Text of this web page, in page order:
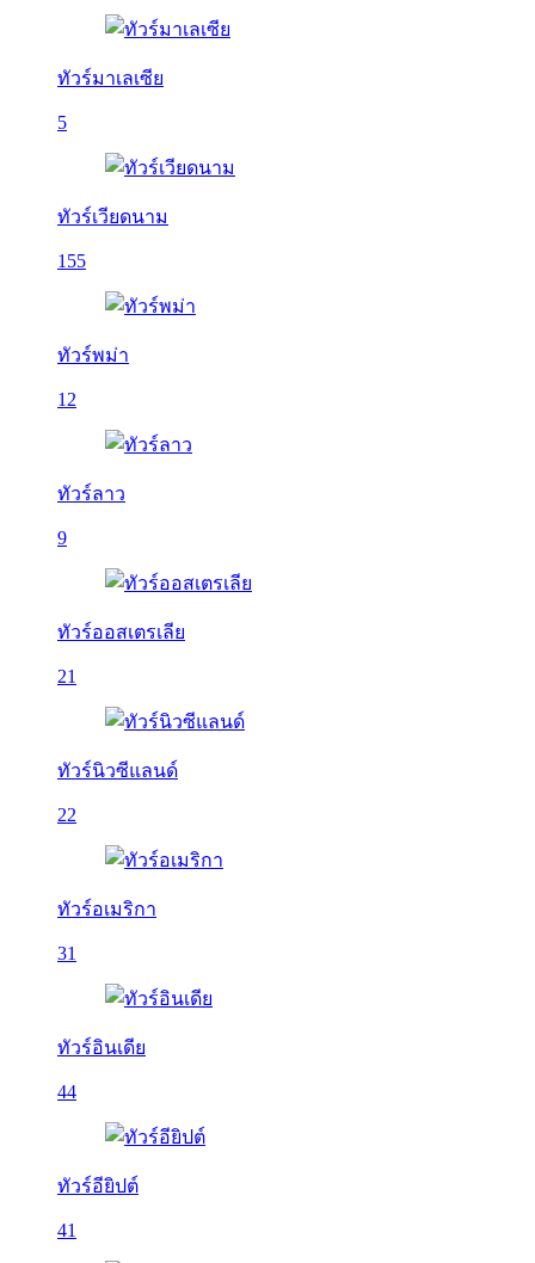
ทัวร์มาเลเซีย
5
ทัวร์เวียดนาม
155
ทัวร์พม่า
12
ทัวร์ลาว
9
ทัวร์ออสเตรเลีย
21
ทัวร์นิวซีแลนด์
22
ทัวร์อเมริกา
31
ทัวร์อินเดีย
44
ทัวร์อียิปต์
41